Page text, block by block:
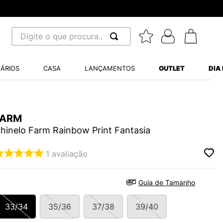
Digite o que procura...
CASA LANÇAMENTOS OUTLET DIA
Farm Rainbow Print Fantasia
1 avaliação
Guia de Tamanho
33/34 35/36 37/38 39/40
BALANCE 530
WHITE
VANS ULTRARANGE